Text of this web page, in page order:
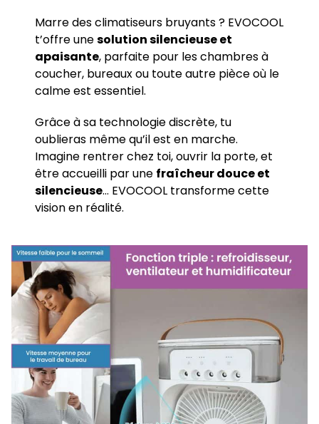
Marre des climatiseurs bruyants ? EVOCOOL
t’offre unesolution silencieuse et
apaisante, parfaite pour les chambres à
coucher, bureaux ou toute autre pièce où le
calme est essentiel.
Grâce à sa technologie discrète, tu
oublieras même qu’il est en marche.
Imagine rentrer chez toi, ouvrir la porte, et
être accueilli par une fraîcheur douce et
silencieuse… EVOCOOL transforme cette
vision en réalité.